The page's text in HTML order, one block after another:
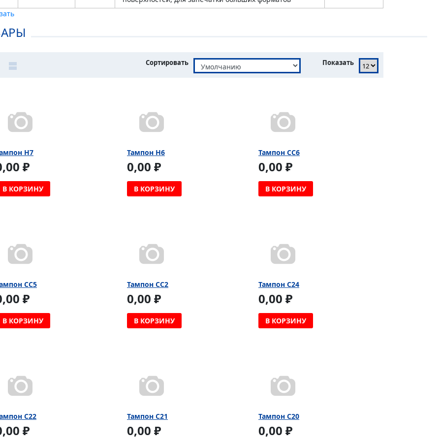
Сортировать Показать
H7
₽
В КОРЗИНУ
Тампон H6
0,00 ₽
В КОРЗИНУ
Тампон CC6
0,00 ₽
В КОРЗИНУ
CC5
₽
В КОРЗИНУ
Тампон CC2
0,00 ₽
В КОРЗИНУ
Тампон C24
0,00 ₽
В КОРЗИНУ
C22
₽
Тампон C21
0,00 ₽
Тампон C20
0,00 ₽